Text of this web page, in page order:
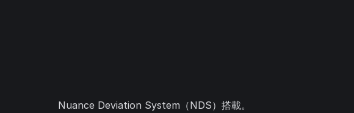
Nuance Deviation System（NDS）搭載。